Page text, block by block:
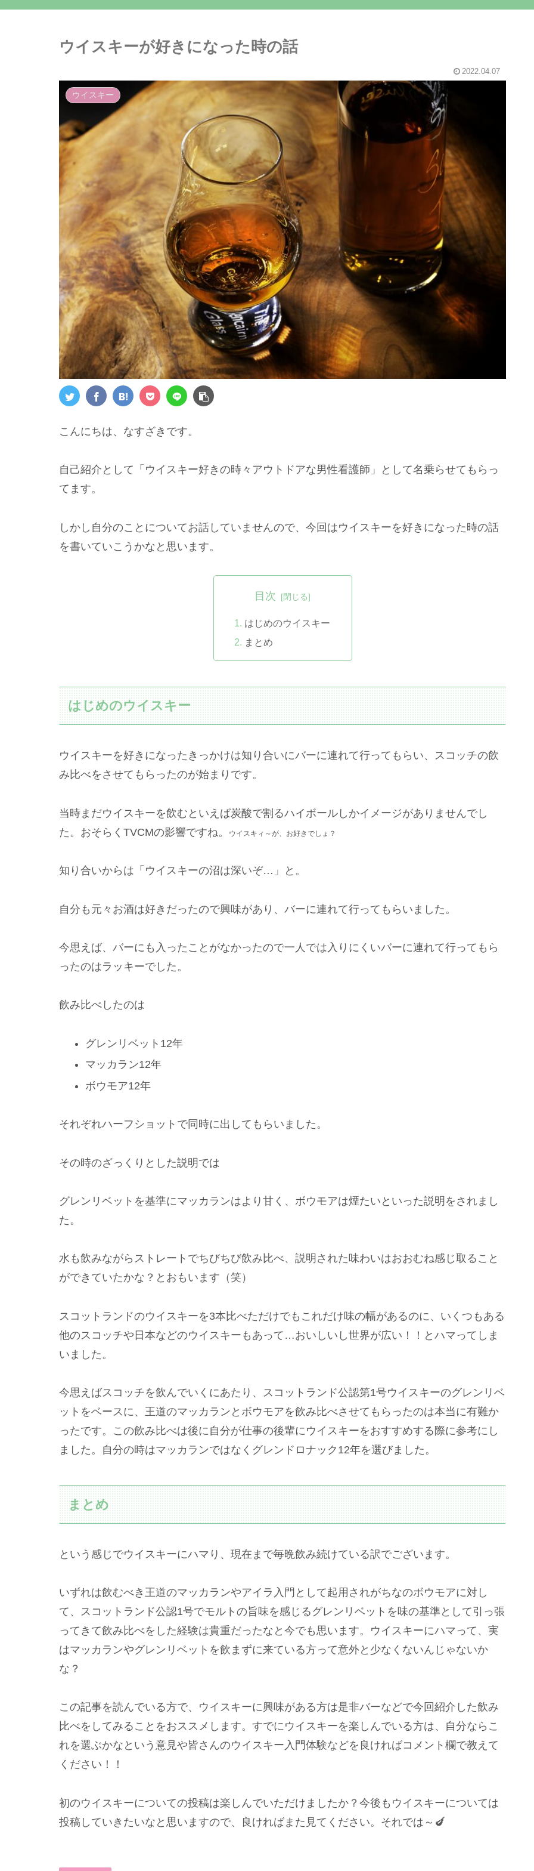
ウイスキーが好きになった時の話
2022.04.07
ウイスキー
こんにちは、なすざきです。
自己紹介として「ウイスキー好きの時々アウトドアな男性看護師」として名乗らせてもらっ
てます。
しかし自分のことについてお話していませんので、今回はウイスキーを好きになった時の話
を書いていこうかなと思います。
目次
はじめのウイスキー
まとめ
はじめのウイスキー
ウイスキーを好きになったきっかけは知り合いにバーに連れて行ってもらい、スコッチの飲
み比べをさせてもらったのが始まりです。
当時まだウイスキーを飲むといえば炭酸で割るハイボールしかイメージがありませんでし
た。おそらくTVCMの影響ですね。
ウイスキ ィ ～が、お好きでしょ？
知り合いからは「ウイスキーの沼は深いぞ…」と。
自分も元々お酒は好きだったので興味があり、バーに連れて行ってもらいました。
今思えば、バーにも入ったことがなかったので一人では入りにくいバーに連れて行ってもら
ったのはラッキーでした。
飲み比べしたのは
グレンリベット12年
マッカラン12年
ボウモア12年
それぞれハーフショットで同時に出してもらいました。
その時のざっくりとした説明では
グレンリベットを基準にマッカランはより甘く、ボウモアは煙たいといった説明をされまし
た。
水も飲みながらストレートでちびちび飲み比べ、説明された味わいはおおむね感じ取ること
ができていたかな？とおもいます（笑）
スコットランドのウイスキーを3本比べただけでもこれだけ味の幅があるのに、いくつもある
他のスコッチや日本などのウイスキーもあって…おいしいし世界が広い！！とハマってしま
いました。
今思えばスコッチを飲んでいくにあたり、スコットランド公認第1号ウイスキーのグレンリベ
ットをベースに、王道のマッカランとボウモアを飲み比べさせてもらったのは本当に有難か
ったです。この飲み比べは後に自分が仕事の後輩にウイスキーをおすすめする際に参考にし
ました。自分の時はマッカランではなくグレンドロナック12年を選びました。
まとめ
という感じでウイスキーにハマり、現在まで毎晩飲み続けている訳でございます。
いずれは飲むべき王道のマッカランやアイラ入門として起用されがちなのボウモアに対し
て、スコットランド公認1号でモルトの旨味を感じるグレンリベットを味の基準として引っ張
ってきて飲み比べをした経験は貴重だったなと今でも思います。ウイスキーにハマって、実
はマッカランやグレンリベットを飲まずに来ている方って意外と少なくないんじゃないか
な？
この記事を読んでいる方で、ウイスキーに興味がある方は是非バーなどで今回紹介した飲み
比べをしてみることをおススメします。すでにウイスキーを楽しんでいる方は、自分ならこ
れを選ぶかなという意見や皆さんのウイスキー入門体験などを良ければコメント欄で教えて
ください！！
初のウイスキーについての投稿は楽しんでいただけましたか？今後もウイスキーについては
投稿していきたいなと思いますので、良ければまた見てください。それでは～🍆